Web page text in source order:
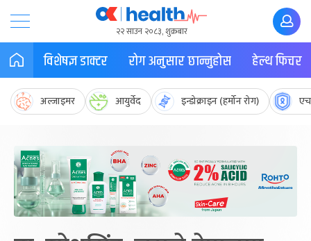
२२ साउन २०८३, शुक्रबार
विशेषज्ञ डाक्टर रोग अनुसार छान्नुहोस हेल्थ फिचर
अल्जाइमर आयुर्वेद इन्डोक्राइन (हर्मोन रोग)